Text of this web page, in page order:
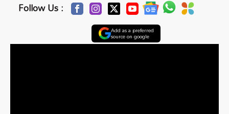
Follow Us :
Add as a preferred
source on google